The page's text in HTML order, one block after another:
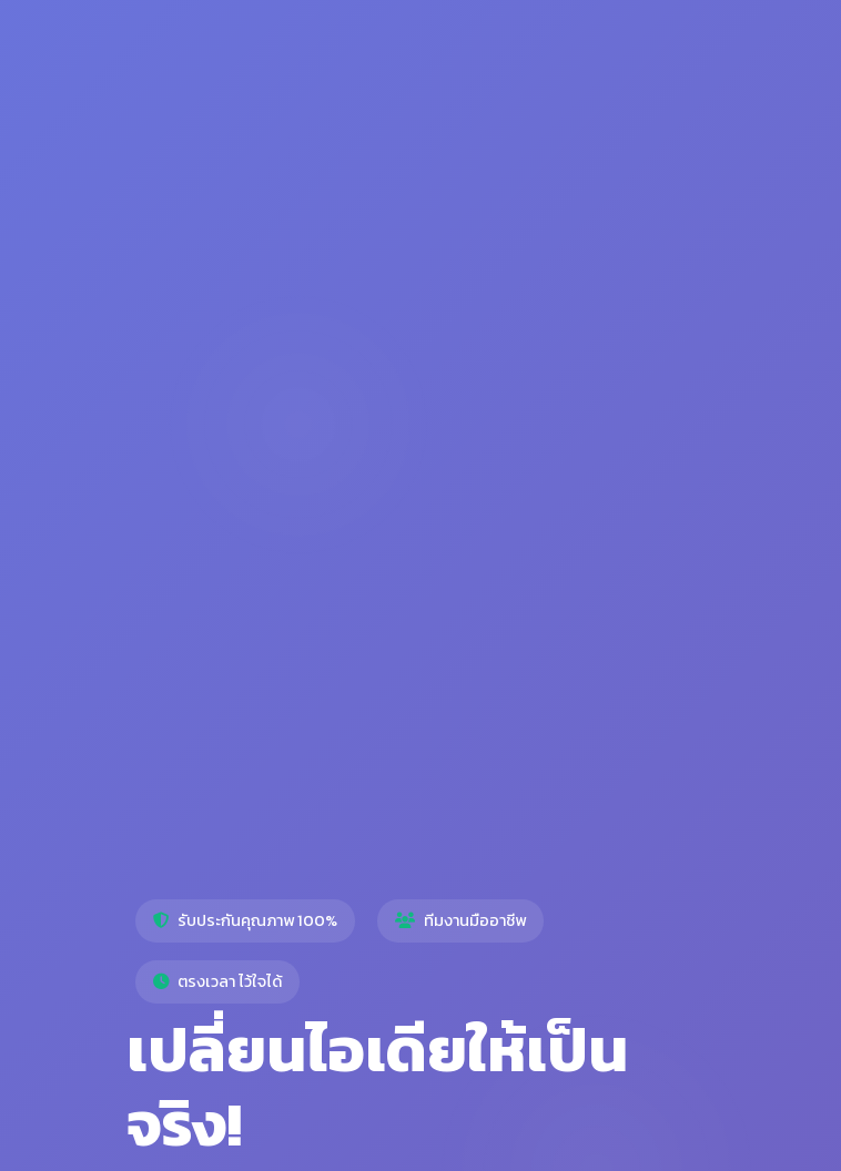
รับประกันคุณภาพ 100% ทีมงานมืออาชีพ
ตรงเวลา ไว้ใจได้
เปลี่ยนไอเดียให้เป็น
จริง!